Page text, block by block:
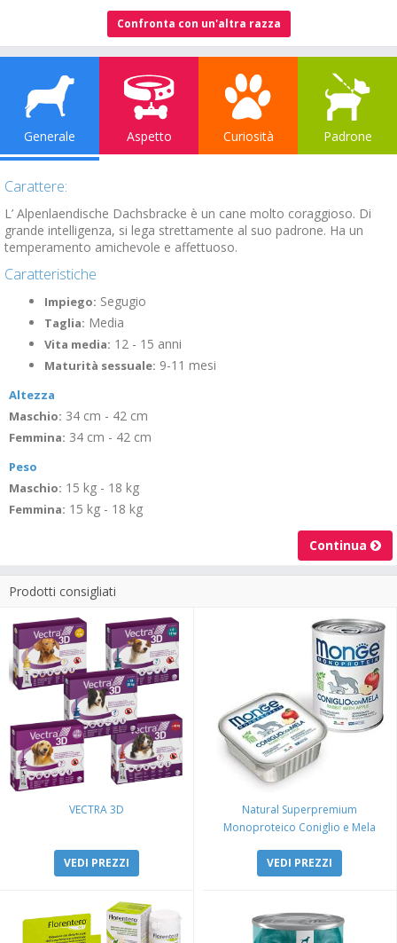
Confronta con un'altra razza
Generale Aspetto Curiosità Padrone
Carattere:
L’ Alpenlaendische Dachsbracke è un cane molto coraggioso. Di
grande intelligenza, si lega strettamente al suo padrone. Ha un
temperamento amichevole e affettuoso.
Caratteristiche
Impiego: Segugio
Taglia: Media
Vita media: 12 - 15 anni
Maturità sessuale: 9-11 mesi
Altezza
Maschio: 34 cm - 42 cm
Femmina: 34 cm - 42 cm
Peso
Maschio: 15 kg - 18 kg
Femmina: 15 kg - 18 kg
Continua
Prodotti consigliati
VECTRA 3D
VEDI PREZZI
Natural Superpremium
Monoproteico Coniglio e Mela
VEDI PREZZI